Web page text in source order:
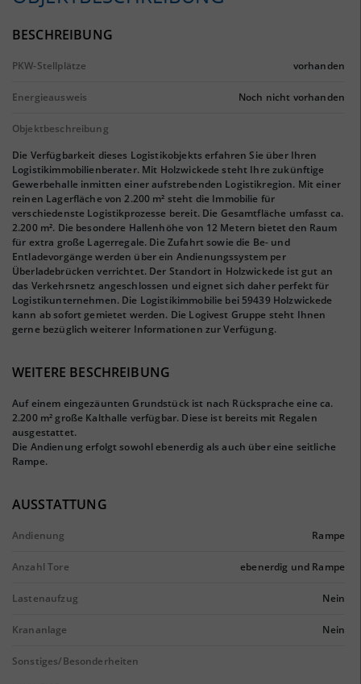
BESCHREIBUNG
PKW-Stellplätze vorhanden
Energieausweis Noch nicht vorhanden
Objektbeschreibung
Die Verfügbarkeit dieses Logistikobjekts erfahren Sie über Ihren
Logistikimmobilienberater. Mit Holzwickede steht Ihre zukünftige
Gewerbehalle inmitten einer aufstrebenden Logistikregion. Mit einer
reinen Lagerfläche von 2.200 m² steht die Immobilie für
verschiedenste Logistikprozesse bereit. Die Gesamtfläche umfasst ca.
2.200 m². Die besondere Hallenhöhe von 12 Metern bietet den Raum
für extra große Lagerregale. Die Zufahrt sowie die Be- und
Entladevorgänge werden über ein Andienungssystem per
Überladebrücken verrichtet. Der Standort in Holzwickede ist gut an
das Verkehrsnetz angeschlossen und eignet sich daher perfekt für
Logistikunternehmen. Die Logistikimmobilie bei 59439 Holzwickede
kann ab sofort gemietet werden. Die Logivest Gruppe steht Ihnen
gerne bezüglich weiterer Informationen zur Verfügung.
WEITERE BESCHREIBUNG
Auf einem eingezäunten Grundstück ist nach Rücksprache eine ca.
2.200 m² große Kalthalle verfügbar. Diese ist bereits mit Regalen
ausgestattet.
Die Andienung erfolgt sowohl ebenerdig als auch über eine seitliche
Rampe.
AUSSTATTUNG
Andienung Rampe
Anzahl Tore ebenerdig und Rampe
Lastenaufzug Nein
Krananlage Nein
Sonstiges/Besonderheiten